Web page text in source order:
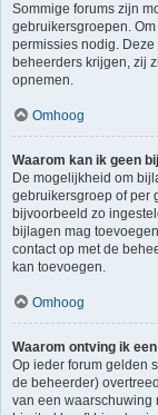
Sommige forums zijn
gebruikersgroepen.
permissies nodig.
beheerders krijgen, zij
opnemen.
Omhoog
Waarom kan ik geen
De mogelijkheid om
gebruikersgroep of per
bijvoorbeeld zo
bijlagen mag
contact op met de
kan toevoegen.
Omhoog
Waarom ontving ik
Op ieder forum gelden
de beheerder)
van een waarschuwing